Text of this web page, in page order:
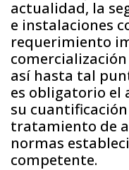
actualidad, la
e instalaciones
requerimiento
así hasta tal
es obligatorio el
su
tratamiento de
normas
competente.